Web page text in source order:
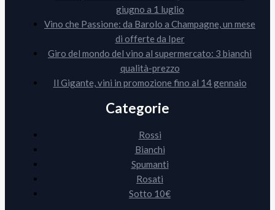
giugno a 1 luglio
Vino che Passione: da Barolo a Champagne, un mese
di offerte da Iper
Giro del mondo del vino al supermercato: 3 bianchi
qualità-prezzo
Il Gigante, vini in promozione fino al 14 gennaio
Categorie
Rossi
Bianchi
Spumanti
Rosati
Sotto 10€